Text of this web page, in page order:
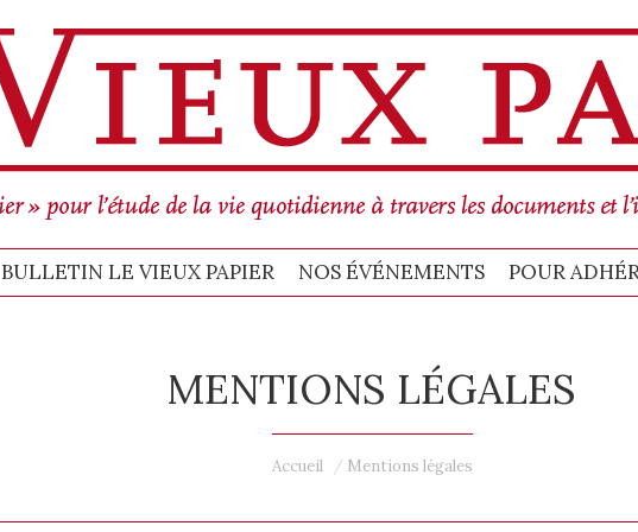
BULLETIN LE VIEUX PAPIER NOS ÉVÉNEMENTS POUR
MENTIONS LÉGALES
Vous êtes ici :
Accueil Mentions légales
QUI SOMMES-NOUS BULLETIN LE VIEUX PAPIER
POUR ADHÉRER, C’EST ICI !